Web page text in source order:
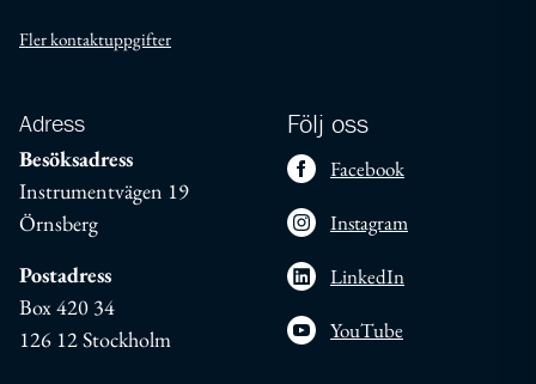
Fler kontaktuppgifter
Adress
Besöksadress
Instrumentvägen 19
Örnsberg
Postadress
Box 420 34
126 12 Stockholm
Följ oss
Facebook
Instagram
LinkedIn
YouTube